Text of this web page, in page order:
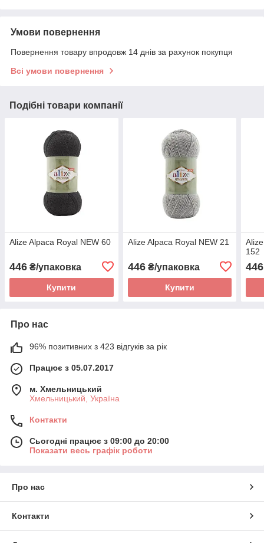
Умови повернення
Повернення товару впродовж 14 днів за рахунок покупця
Всі умови повернення
Подібні товари компанії
Alize Alpaca Royal NEW 60
446 ₴/упаковка
Купити
Alize Alpaca Royal NEW 21
446₴/упаковка
Купити
152
446
Про нас
96% позитивних з 423 відгуків за рік
Працює з 05.07.2017
м. Хмельницький
Хмельницький, Україна
Контакти
Сьогодні працює з 09:00 до 20:00
Показати весь графік роботи
Про нас
Контакти